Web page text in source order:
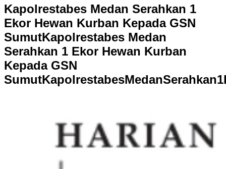
Kapolrestabes Medan Serahkan 1
Ekor Hewan Kurban Kepada GSN
SumutKapolrestabes Medan
Serahkan 1 Ekor Hewan Kurban
Kepada GSN
SumutKapolrestabesMedanSerahkan1